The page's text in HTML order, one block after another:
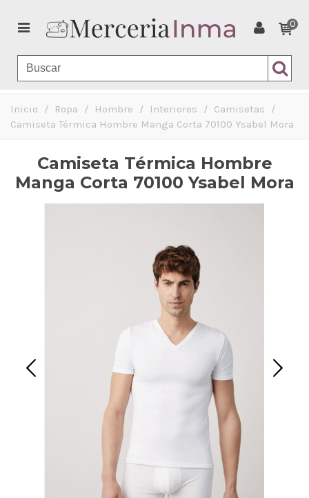
0
Inicio / Ropa / Hombre / Interiores / Camisetas
/
Camiseta Térmica Hombre Manga Corta 70100 Ysabel Mora
Camiseta Térmica Hombre
Manga Corta 70100 Ysabel Mora